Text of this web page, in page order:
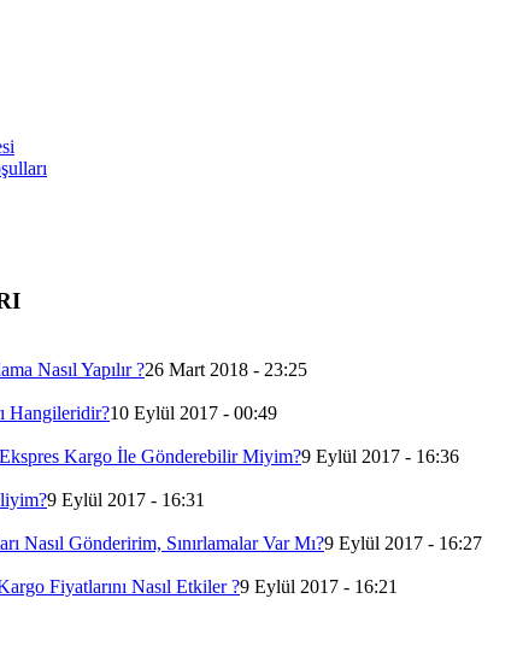
Nasıl Yapılır ?26 Mart 2018 - 23:25
Hangileridir?10 Eylül 2017 - 00:49
Kargo İle Gönderebilir Miyim?9 Eylül 2017 - 16:36
9 Eylül 2017 - 16:31
Nasıl Gönderirim, Sınırlamalar Var Mı?9 Eylül 2017 - 16:27
Fiyatlarını Nasıl Etkiler ?9 Eylül 2017 - 16:21